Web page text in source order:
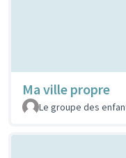
Ma ville propre
Le groupe des